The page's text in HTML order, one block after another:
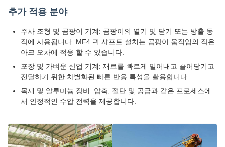
추가 적용 분야
주사 조형 및 곰팡이 기계: 곰팡이의 열기 및 닫기 또는 방출 동
작에 사용됩니다. MF4 귀 샤프트 설치는 곰팡이 움직임의 작은
아크 오차에 적응 할 수 있습니다.
포장 및 가벼운 산업 기계: 재료를 빠르게 밀어내고 끌어당기고
전달하기 위한 차별화된 빠른 반응 특성을 활용합니다.
목재 및 알루미늄 장비: 압축, 절단 및 공급과 같은 프로세스에
서 안정적인 수압 전력을 제공합니다.